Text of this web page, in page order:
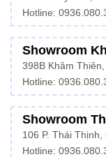
Hotline:
Showroom
398B Khâm
Hotline:
Showroom
106 P. Thái
Hotline: